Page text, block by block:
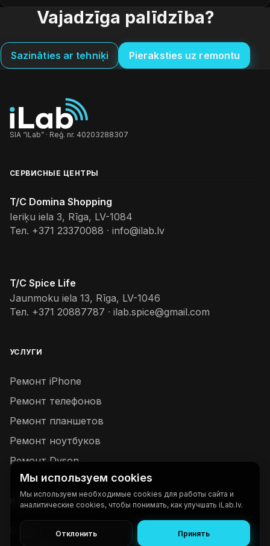
Vajadzīga palīdzība?
Sazināties ar tehniķi Pieraksties uz remontu
SIA “iLab” · Reģ. nr. 40203288307
СЕРВИСНЫЕ ЦЕНТРЫ
T/C Domina Shopping
Ieriķu iela 3, Rīga, LV-1084
Тел. +371 23370088 · info@ilab.lv
T/C Spice Life
Jaunmoku iela 13, Rīga, LV-1046
Тел. +371 20887787 · ilab.spice@gmail.com
УСЛУГИ
Ремонт iPhone
Ремонт телефонов
Ремонт планшетов
Ремонт ноутбуков
Ремонт Dyson
ПОЛЕЗНЫЕ ССЫЛКИ
Мы используем cookies
Мы используем необходимые cookies для работы сайта и
аналитические cookies, чтобы понимать, как улучшать iLab.lv.
Отклонить Принять